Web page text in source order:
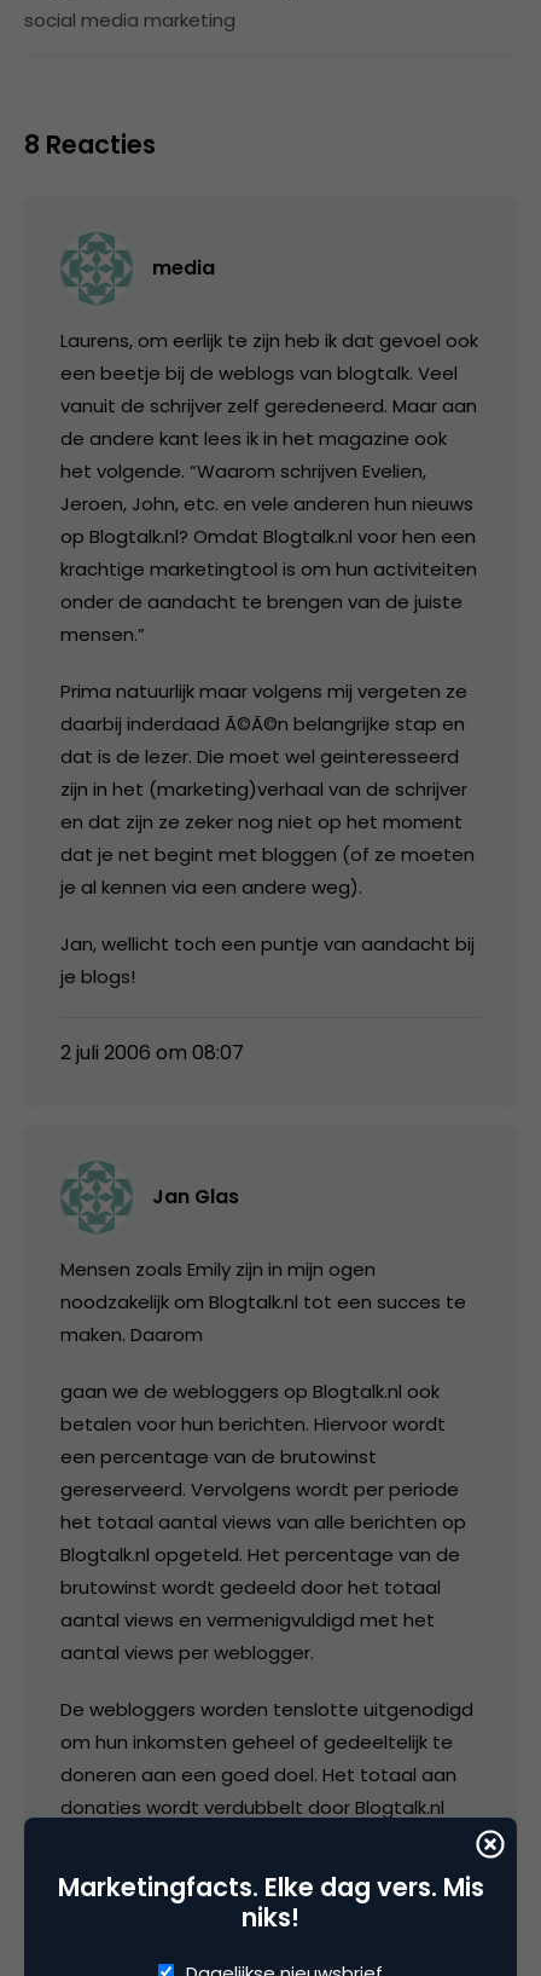
social media marketing
8 Reacties
media
Laurens, om eerlijk te zijn heb ik dat gevoel ook
een beetje bij de weblogs van blogtalk. Veel
vanuit de schrijver zelf geredeneerd. Maar aan
de andere kant lees ik in het magazine ook
het volgende. “Waarom schrijven Evelien,
Jeroen, John, etc. en vele anderen hun nieuws
op Blogtalk.nl? Omdat Blogtalk.nl voor hen een
krachtige marketingtool is om hun activiteiten
onder de aandacht te brengen van de juiste
mensen.”
Prima natuurlijk maar volgens mij vergeten ze
daarbij inderdaad Ã©Ã©n belangrijke stap en
dat is de lezer. Die moet wel geinteresseerd
zijn in het (marketing)verhaal van de schrijver
en dat zijn ze zeker nog niet op het moment
dat je net begint met bloggen (of ze moeten
je al kennen via een andere weg).
Jan, wellicht toch een puntje van aandacht bij
je blogs!
2 juli 2006 om 08:07
Jan Glas
Mensen zoals Emily zijn in mijn ogen
noodzakelijk om Blogtalk.nl tot een succes te
maken. Daarom
gaan we de webloggers op Blogtalk.nl ook
betalen voor hun berichten. Hiervoor wordt
een percentage van de brutowinst
gereserveerd. Vervolgens wordt per periode
het totaal aantal views van alle berichten op
Blogtalk.nl opgeteld. Het percentage van de
brutowinst wordt gedeeld door het totaal
aantal views en vermenigvuldigd met het
aantal views per weblogger.
De webloggers worden tenslotte uitgenodigd
om hun inkomsten geheel of gedeeltelijk te
doneren aan een goed doel. Het totaal aan
donaties wordt verdubbelt door Blogtalk.nl
wordt er een raad van advies samengesteld.
Marketingfacts. Elke dag vers. Mis
niks!